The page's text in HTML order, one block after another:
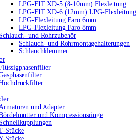
LPG-FIT XD-5 (8-10mm) Flexleitung
LPG-FIT XD-6 (12mm) LPG-Flexleitung
LPG-Flexleitung Faro 6mm
LPG-Flexleitung Faro 8mm
Schlauch- und Rohrzubehör
Schlauch- und Rohrmontagehalterungen
Schlauchklemmen
und Adapter
und Kompressionsringe
Schnellkupplungen
Stücke
Stücke